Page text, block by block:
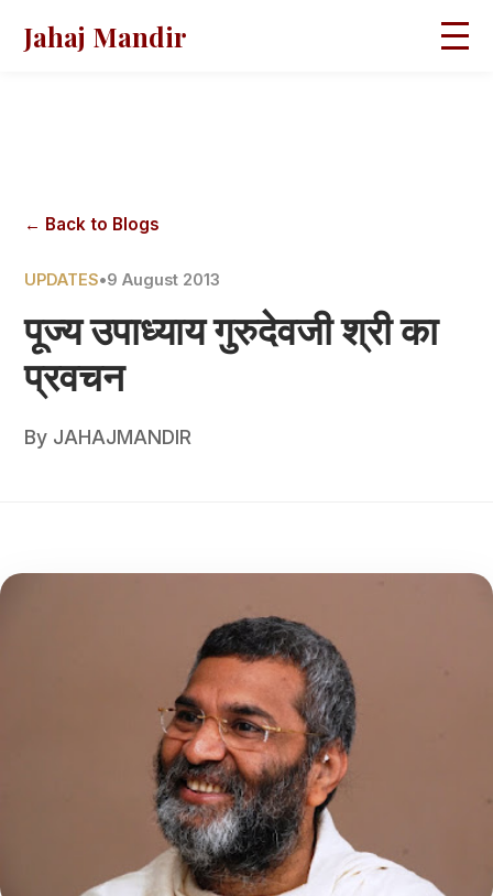
Jahaj Mandir
← Back to Blogs
UPDATES•9 August 2013
पूज्य उपाध्याय गुरुदेवजी श्री का
प्रवचन
By JAHAJMANDIR